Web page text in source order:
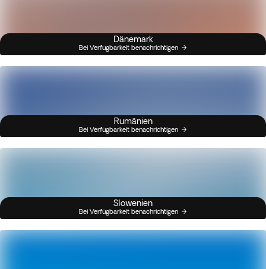
Dänemark
Bei Verfügbarkeit benachrichtigen
Rumänien
Bei Verfügbarkeit benachrichtigen
Slowenien
Bei Verfügbarkeit benachrichtigen